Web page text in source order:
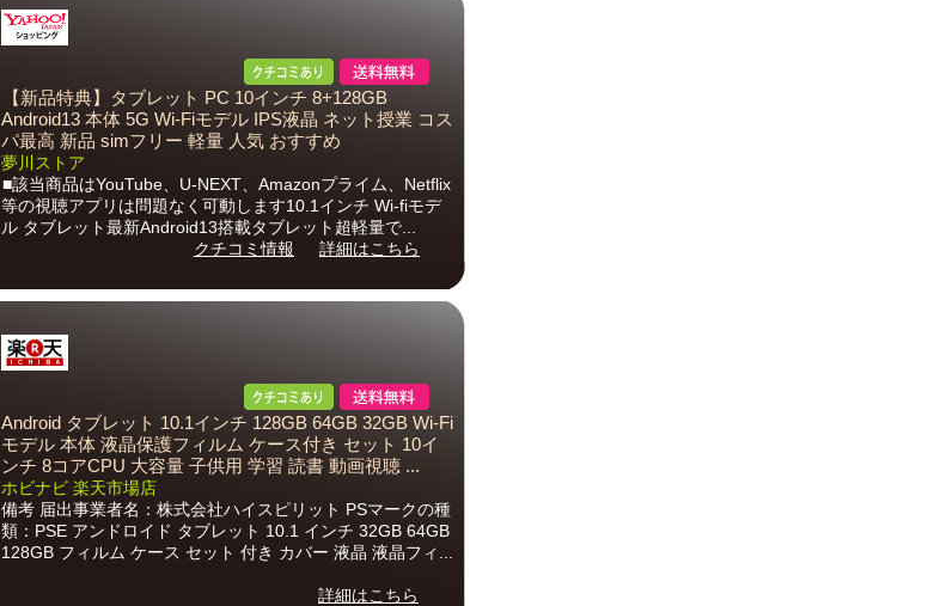
【新品特典】タブレット PC 10インチ 8+128GB
Android13 本体 5G Wi-Fiモデル IPS液晶 ネット授業 コス
パ最高 新品 simフリー 軽量 人気 おすすめ
夢川ストア
■該当商品はYouTube、U-NEXT、Amazonプライム、Netflix
等の視聴アプリは問題なく可動します10.1インチ Wi-fiモデ
ル タブレット最新Android13搭載タブレット超軽量で...
クチコミ情報
詳細はこちら
Android タブレット 10.1インチ 128GB 64GB 32GB Wi-Fi
モデル 本体 液晶保護フィルム ケース付き セット 10イ
ンチ 8コアCPU 大容量 子供用 学習 読書 動画視聴 ...
ホビナビ 楽天市場店
備考 届出事業者名：株式会社ハイスピリット PSマークの種
類：PSE アンドロイド タブレット 10.1 インチ 32GB 64GB
128GB フィルム ケース セット 付き カバー 液晶 液晶フィ...
詳細はこちら